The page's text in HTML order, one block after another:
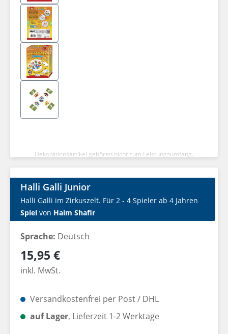
Dekorationsartikel gehören nicht zum Leistungsumfang.
Halli Galli Junior
Halli Galli im Zirkuszelt. Für 2 - 4 Spieler ab 4 Jahren
Spiel von Haim Shafir
Sprache: Deutsch
Regulärer Preis:
15,95 €
inkl. MwSt.
Versandkostenfrei per Post / DHL
auf Lager, Lieferzeit 1-2 Werktage